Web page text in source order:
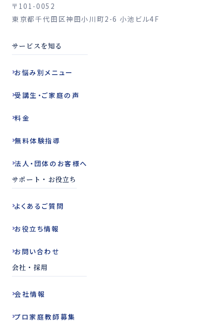
〒101-0052
東京都千代田区神田小川町2-6 小池ビル4F
サービスを知る
お悩み別メニュー
受講生・ご家庭の声
料金
無料体験指導
法人・団体の お客様へ
サポート・お役立ち
よくある ご質問
お役立ち情報
お問い合わせ
会社・採用
会社情報
プロ家庭教師募集